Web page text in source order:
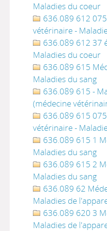
Maladies du coeur
636.089 612
vétérinaire -
636.089 612 37
Maladies du coeur
636.089 615
Maladies du sang
636.089 615 -
(médecine
636.089 615
vétérinaire -
636.089 615 1
Maladies du sang
636.089 615 2
Maladies du sang
636.089 62
Maladies de
636.089 620 3
Maladies de